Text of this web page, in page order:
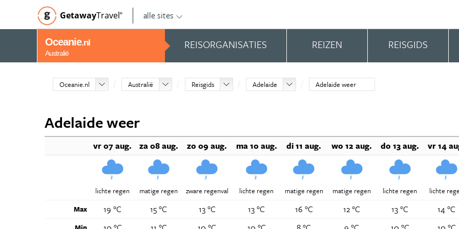
GetawayTravel© alle sites
Oceanie.nl
Australië
REISORGANISATIES REIZEN REISGIDS
Oceanie.nl Australië Reisgids Adelaide Adelaide weer
Adelaide weer
vr 07 aug. za 08 aug. zo 09 aug. ma 10 aug. di 11 aug. wo 12 aug. do 13 aug. vr 14
lichte regen matige regen zware regenval lichte regen matige regen matige regen lichte regen
lichte
Max
19 °C 15 °C 13 °C 13 °C 16 °C 12 °C 13 °C 14 °C